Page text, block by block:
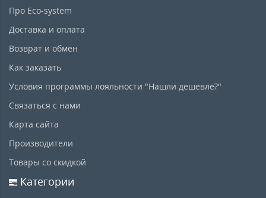
Про Eco-system
Доставка и оплата
Возврат и обмен
Как заказать
Условия программы лояльности "Нашли дешевле?"
Связаться с нами
Карта сайта
Производители
Товары со скидкой
Категории